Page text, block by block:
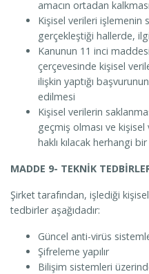
amacın ortadan kalkması
Kişisel verileri işlemenin
gerçekleştiği hallerde,
Kanunun 11 inci
çerçevesinde kişisel
ilişkin yaptığı
edilmesi
Kişisel verilerin
geçmiş olması ve
haklı kılacak herhangi
MADDE 9- TEKNİK
Şirket tarafından, işlediği
tedbirler aşağıdadır:
Güncel anti-virüs
Şifreleme yapılır
Bilişim sistemleri